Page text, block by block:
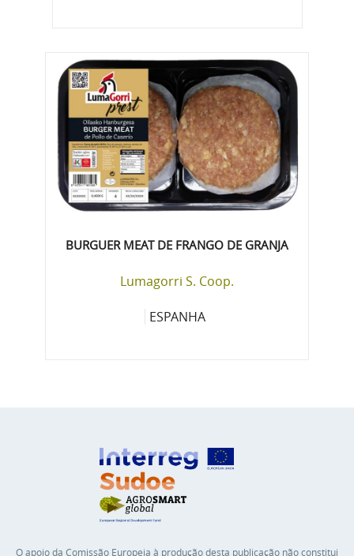
BURGUER MEAT DE FRANGO DE GRANJA
Lumagorri S. Coop.
ESPANHA
O apoio da Comissão Europeia à produção desta publicação não constitui